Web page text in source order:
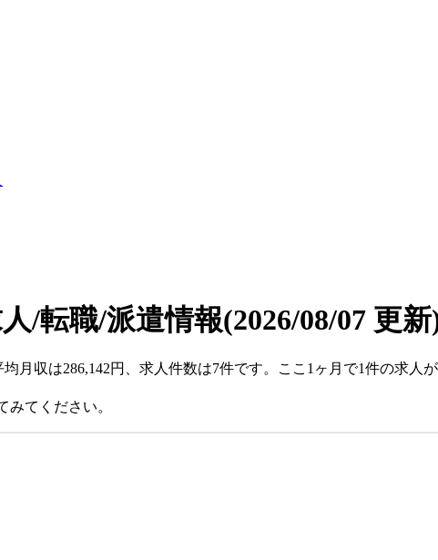
/転職/派遣情報(2026/08/07 更新
収は286,142円、求人件数は7件です。ここ1ヶ月で1件の求人
てください。